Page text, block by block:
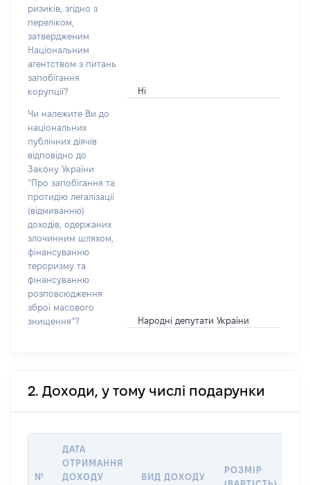
ризиків, згідно з
переліком,
затвердженим
Національним
агентством з питань
запобігання
корупції?
Ні
Чи належите Ви до
національних
публічних діячів
відповідно до
Закону України
“Про запобігання та
протидію легалізації
(відмиванню)
доходів, одержаних
злочинним шляхом,
фінансуванню
тероризму та
фінансуванню
розповсюдження
зброї масового
знищення”?
Народні депутати України
2. Доходи, у тому числі подарунки
№
ДАТА
ОТРИМАННЯ
ДОХОДУ
ВИД ДОХОДУ
РОЗМІР